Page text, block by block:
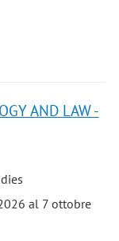
AND LAW -
al 7 ottobre